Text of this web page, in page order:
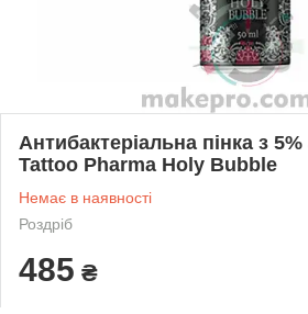
Антибактеріальна пінка з
Tattoo Pharma Holy Bubble
Немає в наявності
Роздріб
485 ₴